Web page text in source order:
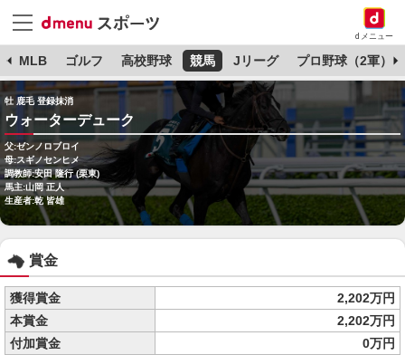
dメニュー
MLB ゴルフ 高校野球 競馬 Jリーグ プロ野球（2軍）
牡 鹿毛 登録抹消
ウォーターデューク
父:ゼンノロブロイ
母:スギノセンヒメ
調教師:安田 隆行 (栗東)
馬主:山岡 正人
生産者:乾 皆雄
賞金
獲得賞金
2,202万円
本賞金
2,202万円
付加賞金
0万円